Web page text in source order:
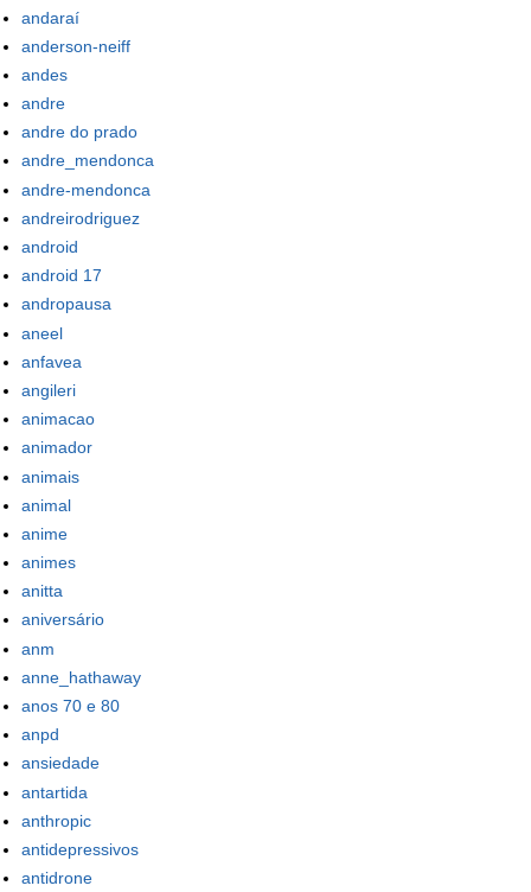
andaraí
anderson-neiff
andes
andre
andre do prado
andre_mendonca
andre-mendonca
andreirodriguez
android
android 17
andropausa
aneel
anfavea
angileri
animacao
animador
animais
animal
anime
animes
anitta
aniversário
anm
anne_hathaway
anos 70 e 80
anpd
ansiedade
antartida
anthropic
antidepressivos
antidrone